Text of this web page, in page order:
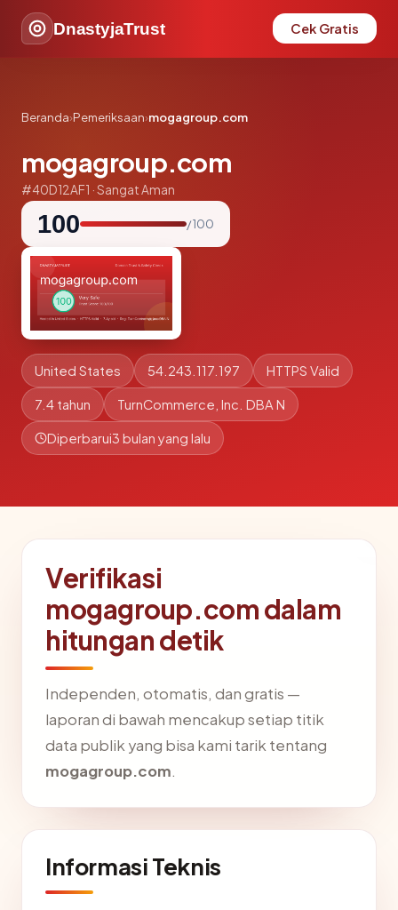
DnastyjaTrust Cek Gratis
Beranda›Pemeriksaan›mogagroup.com
mogagroup.com
#40D12AF1 · Sangat Aman
100 / 100
United States 54.243.117.197 HTTPS Valid
7.4 tahun TurnCommerce, Inc. DBA N
Diperbarui3 bulan yang lalu
Verifikasi
mogagroup.com dalam
hitungan detik
Independen, otomatis, dan gratis —
laporan di bawah mencakup setiap titik
data publik yang bisa kami tarik tentang
mogagroup.com.
Informasi Teknis